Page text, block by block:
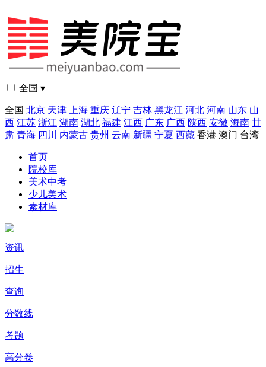
全国 ▾
全国 北京 天津 上海 重庆 辽宁 吉林 黑龙江 河北 河南 山东 山
西 江苏 浙江 湖南 湖北 福建 江西 广东 广西 陕西 安徽 海南 甘
肃 青海 四川 内蒙古 贵州 云南 新疆 宁夏 西藏 香港 澳门 台湾
首页
院校库
美术中考
少儿美术
素材库
资讯
招生
查询
分数线
考题
高分卷